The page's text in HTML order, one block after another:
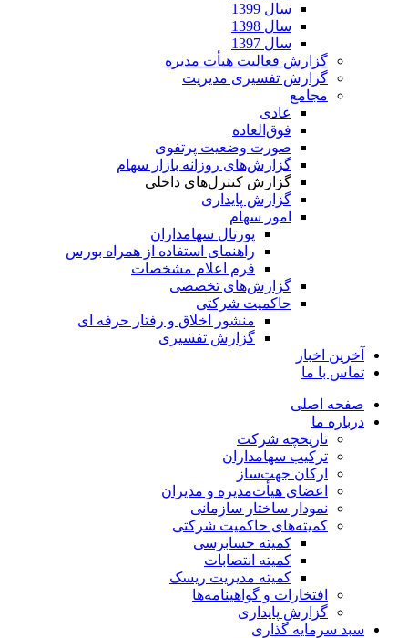
سال 1399
سال 1398
سال 1397
گزارش فعالیت هیأت مدیره
گزارش تفسیری مدیریت
مجامع
عادی
فوق‌العاده
صورت وضعیت پرتفوی
گزارش‌های روزانه بازار سهام
گزارش کنترل‌های داخلی
گزارش پایداری
امور سهام
پورتال سهامداران
راهنمای استفاده از همراه بورس
فرم اعلام مشخصات
گزارش‌های تخصصی
حاکمیت شرکتی
منشور اخلاق و رفتار حرفه­ ای
گزارش تفسیری
آخرین اخبار
تماس با ما
صفحه اصلی
درباره ما
تاریخچه شرکت
ترکیب سهامداران
ارکان جهت‌ساز
اعضای هیأت‌مدیره و مدیران
نمودار ساختار سازمانی
کمیته‌های حاکمیت شرکتی
کمیته حسابرسی
کمیته انتصابات
کمیته مدیریت ریسک
افتخارات و گواهینامه‌ها
گزارش پایداری
سبد سرمایه گذاری